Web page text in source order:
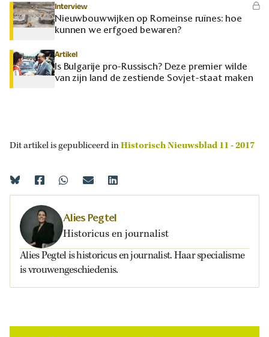
Interview
Nieuwbouwwijken op Romeinse ruïnes: hoe
kunnen we erfgoed bewaren?
Artikel
Is Bulgarije pro-Russisch? Deze premier wilde
van zijn land de zestiende Sovjet-staat maken
Dit artikel is gepubliceerd inHistorisch Nieuwsblad 11 - 2017
Alies Pegtel
Historicus en journalist
Alies Pegtel is historicus en journalist. Haar specialisme
is vrouwengeschiedenis.